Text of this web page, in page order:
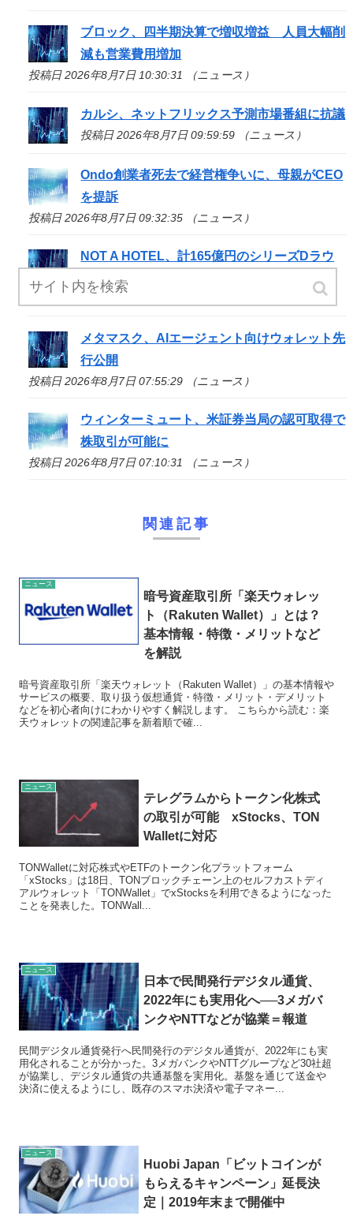
ブロック、四半期決算で増収増益 人員大幅削
減も営業費用増加
投稿日 2026年8月7日 10:30:31 （ニュース）
カルシ、ネットフリックス予測市場番組に抗議
投稿日 2026年8月7日 09:59:59 （ニュース）
Ondo創業者死去で経営権争いに、母親がCEO
を提訴
投稿日 2026年8月7日 09:32:35 （ニュース）
NOT A HOTEL、計165億円のシリーズDラウ
ンド実施 トヨタ系やSBIなどが出資
メタマスク、AIエージェント向けウォレット先
行公開
投稿日 2026年8月7日 07:55:29 （ニュース）
ウィンターミュート、米証券当局の認可取得で
株取引が可能に
投稿日 2026年8月7日 07:10:31 （ニュース）
関連記事
ニュース
暗号資産取引所「楽天ウォレッ
ト（Rakuten Wallet）」とは？
基本情報・特徴・メリットなど
を解説
暗号資産取引所「楽天ウォレット（Rakuten Wallet）」の基本情報や
サービスの概要、取り扱う仮想通貨・特徴・メリット・デメリット
などを初心者向けにわかりやすく解説します。 こちらから読む：楽
天ウォレットの関連記事を新着順で確...
ニュース
テレグラムからトークン化株式
の取引が可能 xStocks、TON
Walletに対応
TONWalletに対応株式やETFのトークン化プラットフォーム
「xStocks」は18日、TONブロックチェーン上のセルフカストディ
アルウォレット「TONWallet」でxStocksを利用できるようになった
ことを発表した。TONWall...
ニュース
日本で民間発行デジタル通貨、
2022年にも実用化へ──3メガバ
ンクやNTTなどが協業＝報道
民間デジタル通貨発行へ民間発行のデジタル通貨が、2022年にも実
用化されることが分かった。3メガバンクやNTTグループなど30社超
が協業し、デジタル通貨の共通基盤を実用化。基盤を通じて送金や
決済に使えるようにし、既存のスマホ決済や電子マネー...
ニュース
Huobi Japan「ビットコインが
もらえるキャンペーン」延長決
定｜2019年末まで開催中